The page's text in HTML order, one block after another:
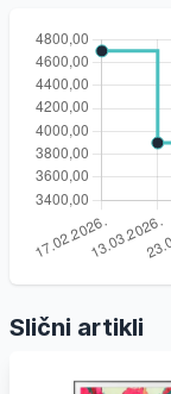
Slični artikli